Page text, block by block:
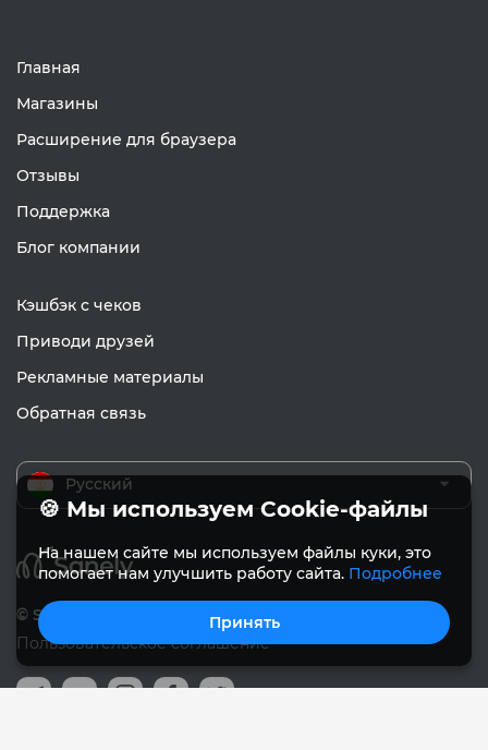
Главная
Магазины
Расширение для браузера
Отзывы
Поддержка
Блог компании
Кэшбэк с чеков
Приводи друзей
Рекламные материалы
Обратная связь
Русский
© Sanely 2017 – 2026
Пользовательское соглашение
🍪 Мы используем Cookie-файлы
На нашем сайте мы используем файлы куки, это
помогает нам улучшить работу сайта. Подробнее
Принять